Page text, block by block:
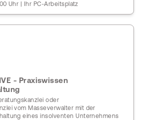
Uhr | Ihr PC-Arbeitsplatz
- Praxiswissen
oder
vom Masseverwalter mit der
eines insolventen Unternehmens